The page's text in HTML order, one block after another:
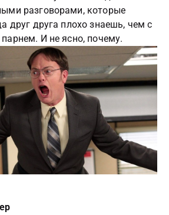
разговорами, которые
друг друга плохо знаешь, чем с
И не ясно, почему.